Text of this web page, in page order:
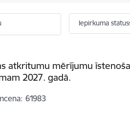
Iepirkuma
atkritumu mērījumu
2027. gadā.
61983